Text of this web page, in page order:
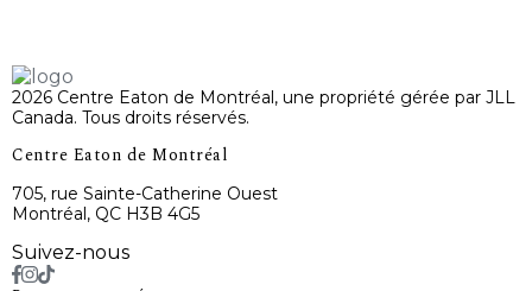
2026 Centre Eaton de Montréal, une propriété gérée par JLL
Canada. Tous droits réservés.
Centre Eaton de Montréal
705, rue Sainte-Catherine Ouest
Montréal, QC H3B 4G5
Suivez-nous